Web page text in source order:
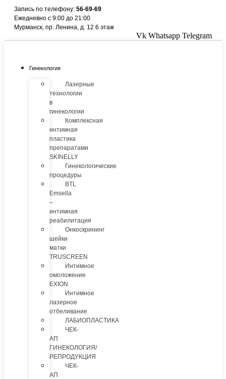
Перейти
содержимому
Запись по телефону: 56-69-69
Ежедневно с 9:00 до 21:00
Мурманск, пр. Ленина, д. 12 6 этаж
Vk Whatsapp Telegram
Гинекология
Лазерные
технологии
в
гинекологии
Комплексная
интимная
пластика
препаратами
SKINELLY
Гинекологические
процедуры
BTL
Emsella
–
интимная
реабилитация
Онкоскрининг
шейки
матки
TRUSCREEN
Интимное
омоложение
EXION
Интимное
лазерное
отбеливание
ЛАБИОПЛАСТИКА
ЧЕК-
АП
ГИНЕКОЛОГИЯ/
РЕПРОДУКЦИЯ
ЧЕК-
АП